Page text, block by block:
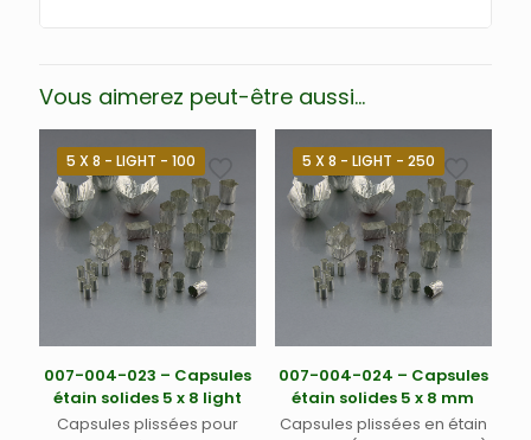
Vous aimerez peut-être aussi…
5 X 8 - LIGHT - 100
007-004-023 – Capsules
étain solides 5 x 8 light
Capsules plissées pour
5 X 8 - LIGHT - 250
007-004-024 – Capsules
étain solides 5 x 8 mm
Capsules plissées en étain